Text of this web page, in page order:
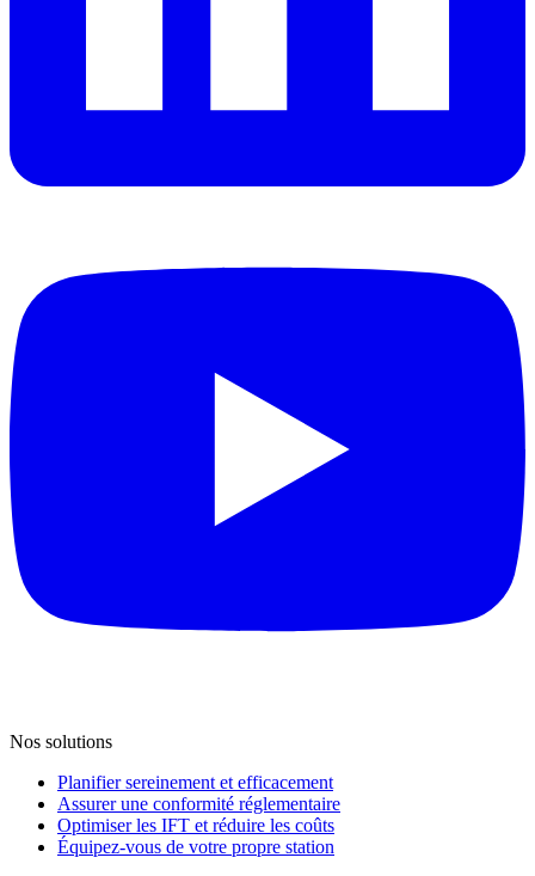
Nos solutions
Planifier sereinement et efficacement
Assurer une conformité réglementaire
Optimiser les IFT et réduire les coûts
Équipez-vous de votre propre station